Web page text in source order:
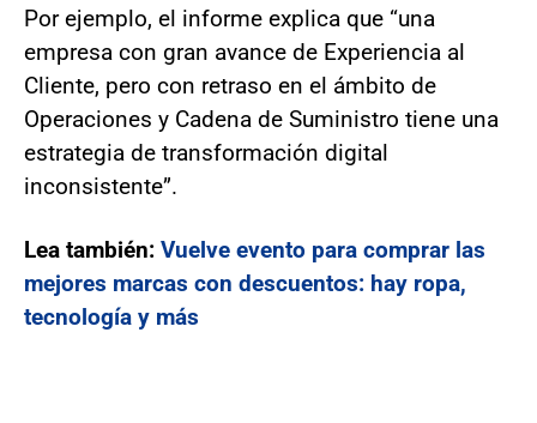
Por ejemplo, el informe explica que “una
empresa con gran avance de Experiencia al
Cliente, pero con retraso en el ámbito de
Operaciones y Cadena de Suministro tiene una
estrategia de transformación digital
inconsistente”.
Lea también: Vuelve evento para comprar las
mejores marcas con descuentos: hay ropa,
tecnología y más